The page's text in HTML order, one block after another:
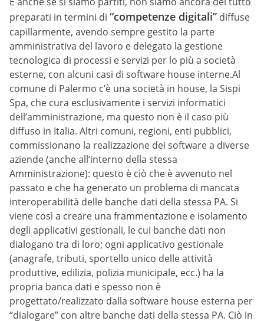
preparati in termini di “competenze digitali” diffuse
capillarmente, avendo sempre gestito la parte
amministrativa del lavoro e delegato la gestione
tecnologica di processi e servizi per lo più a società
esterne, con alcuni casi di software house interne.Al
comune di Palermo c’è una società in house, la Sispi
Spa, che cura esclusivamente i servizi informatici
dell’amministrazione, ma questo non è il caso più
diffuso in Italia. Altri comuni, regioni, enti pubblici,
commissionano la realizzazione dei software a diverse
aziende (anche all’interno della stessa
Amministrazione): questo è ciò che è avvenuto nel
passato e che ha generato un problema di mancata
interoperabilità delle banche dati della stessa PA. Si
viene così a creare una frammentazione e isolamento
degli applicativi gestionali, le cui banche dati non
dialogano tra di loro; ogni applicativo gestionale
(anagrafe, tributi, sportello unico delle attività
produttive, edilizia, polizia municipale, ecc.) ha la
propria banca dati e spesso non è
progettato/realizzato dalla software house esterna per
“dialogare” con altre banche dati della stessa PA. Ciò in